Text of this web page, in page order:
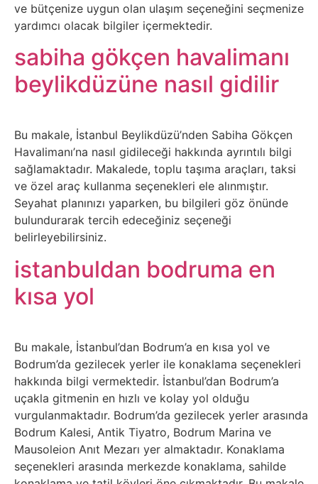
Nft
Oyun
Projeler
Fikirler
Psikoloji
Sağlık
Scriptler
Seo
Sigorta
Sinema
Spor
Tarih
ve bütçenize uygun olan ulaşım seçeneğini seçmenize
yardımcı olacak bilgiler içermektedir.
sabiha gökçen havalimanı
beylikdüzüne nasıl gidilir
Bu makale, İstanbul Beylikdüzü’nden Sabiha Gökçen
Havalimanı’na nasıl gidileceği hakkında ayrıntılı bilgi
sağlamaktadır. Makalede, toplu taşıma araçları, taksi
ve özel araç kullanma seçenekleri ele alınmıştır.
Seyahat planınızı yaparken, bu bilgileri göz önünde
bulundurarak tercih edeceğiniz seçeneği
belirleyebilirsiniz.
istanbuldan bodruma en
kısa yol
Bu makale, İstanbul’dan Bodrum’a en kısa yol ve
Bodrum’da gezilecek yerler ile konaklama seçenekleri
hakkında bilgi vermektedir. İstanbul’dan Bodrum’a
uçakla gitmenin en hızlı ve kolay yol olduğu
vurgulanmaktadır. Bodrum’da gezilecek yerler arasında
Bodrum Kalesi, Antik Tiyatro, Bodrum Marina ve
Mausoleion Anıt Mezarı yer almaktadır. Konaklama
seçenekleri arasında merkezde konaklama, sahilde